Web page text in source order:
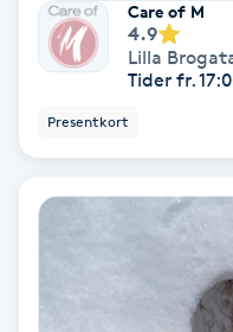
Celluliter
Cryoterapi
Care of M
4.9
Lilla
Tider fr.
Presentkort